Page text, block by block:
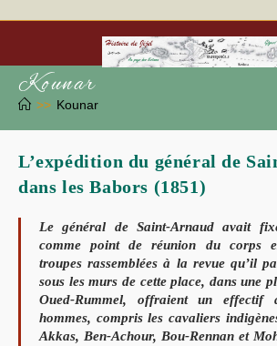
to
Kounar
>> Kounar
L’expédition du général de
dans les Babors (1851)
Le général de Saint-Arnaud avait
commepoint de réunion du corps
troupes rassemblées à la revue qu’il
sous les murs de cette place, dans une
Oued-Rummel, offraient un
hommes, compris les cavaliers
Akkas, Ben-Achour, Bou-Rennan et